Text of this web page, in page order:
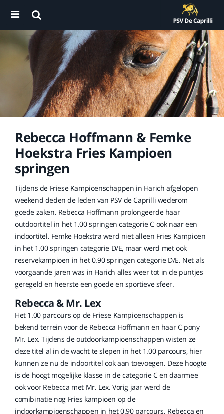
Rebecca Hoffmann & Femke
Hoekstra Fries Kampioen
springen
Tijdens de Friese Kampioenschappen in Harich afgelopen
weekend deden de leden van PSV de Caprilli wederom
goede zaken. Rebecca Hoffmann prolongeerde haar
outdoortitel in het 1.00 springen categorie C ook naar een
indoortitel. Femke Hoekstra werd niet alleen Fries Kampioen
in het 1.00 springen categorie D/E, maar werd met ook
reservekampioen in het 0.90 springen categorie D/E. Net als
voorgaande jaren was in Harich alles weer tot in de puntjes
geregeld en heerste een goede en sportieve sfeer.
Rebecca & Mr. Lex
Het 1.00 parcours op de Friese Kampioenschappen is
bekend terrein voor de Rebecca Hoffmann en haar C pony
Mr. Lex. Tijdens de outdoorkampioenschappen wisten ze
deze titel al in de wacht te slepen in het 1.00 parcours, hier
kunnen ze nu de indoortitel ook aan toevoegen. Deze hoogte
is de hoogt mogelijke klasse in de categorie C en daarmee
ook voor Rebecca met Mr. Lex. Vorig jaar werd de
comibinatie nog Fries kampioen op de
indoorkampioenschappen in het 0.90 parcours. Rebecca en